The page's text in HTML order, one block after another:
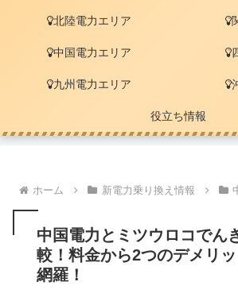
北陸電力エリア
中国電力エリア
九州電力エリア
役立ち情報
ホーム 新電力乗り換え情報
中国電力とミツウロコでん
較！料金から2つのデメリ
網羅！